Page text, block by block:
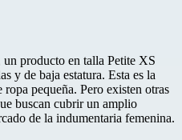
producto en talla Petite XS
y de baja estatura. Esta es la
pequeña. Pero existen otras
buscan cubrir un amplio
de la indumentaria femenina.